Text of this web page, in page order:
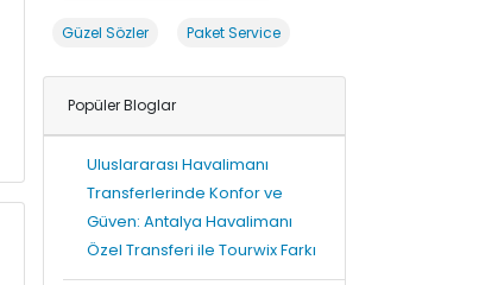
Güzel Sözler Paket Service
Popüler Bloglar
Uluslararası Havalimanı
Transferlerinde Konfor ve
Güven: Antalya Havalimanı
Özel Transferi ile Tourwix Farkı